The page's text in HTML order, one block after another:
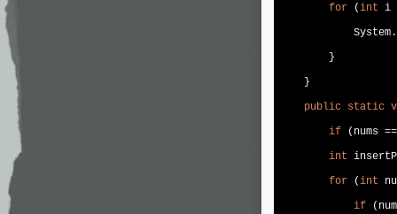
for (int i
}
}
public static
if (nums
int
for (int
if